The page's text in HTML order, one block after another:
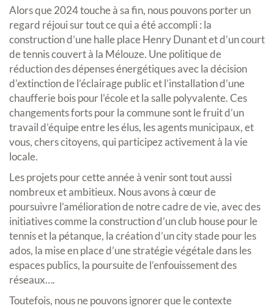
Alors que 2024 touche à sa fin, nous pouvons porter un
regard réjoui sur tout ce qui a été accompli : la
construction d’une halle place Henry Dunant et d’un court
de tennis couvert à la Mélouze. Une politique de
réduction des dépenses énergétiques avec la décision
d’extinction de l’éclairage public et l’installation d’une
chaufferie bois pour l’école et la salle polyvalente. Ces
changements forts pour la commune sont le fruit d’un
travail d’équipe entre les élus, les agents municipaux, et
vous, chers citoyens, qui participez activement à la vie
locale.
Les projets pour cette année à venir sont tout aussi
nombreux et ambitieux. Nous avons à cœur de
poursuivre l’amélioration de notre cadre de vie, avec des
initiatives comme la construction d’un club house pour le
tennis et la pétanque, la création d’un city stade pour les
ados, la mise en place d’une stratégie végétale dans les
espaces publics, la poursuite de l’enfouissement des
réseaux….
Toutefois, nous ne pouvons ignorer que le contexte